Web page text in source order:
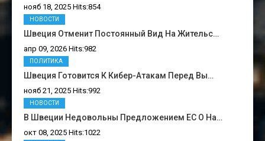
нояб 18, 2025 Hits:854
Швеция Отменит Постоянный Вид На Жительс…
апр 09, 2026 Hits:982
НОВОСТИ
Швеция Готовится К Кибер-Атакам Перед Вы…
нояб 21, 2025 Hits:992
ПОЛИТИКА
В Швеции Недовольны Предложением ЕС О На…
окт 08, 2025 Hits:1022
НОВОСТИ